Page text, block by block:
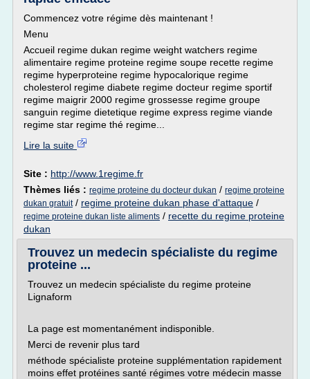
Commencez votre régime dès maintenant !
Menu
Accueil regime dukan regime weight watchers regime
alimentaire regime proteine regime soupe recette regime
regime hyperproteine regime hypocalorique regime
cholesterol regime diabete regime docteur regime sportif
regime maigrir 2000 regime grossesse regime groupe
sanguin regime dietetique regime express regime viande
regime star regime thé regime...
Lire la suite
Site : http://www.1regime.fr
Thèmes liés : regime proteine du docteur dukan / regime proteine
dukan gratuit/ regime proteine dukan phase d'attaque /
regime proteine dukan liste aliments / recette du regime proteine
dukan
Trouvez un medecin spécialiste du regime
proteine ...
Trouvez un medecin spécialiste du regime proteine
Lignaform
La page est momentanément indisponible.
Merci de revenir plus tard
méthode spécialiste proteine supplémentation rapidement
moins effet protéines santé régimes votre médecin masse